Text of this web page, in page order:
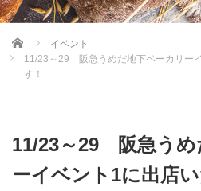
Home
イベント
11/23～29 阪急うめだ地下ベーカリー
す！
11/23～29 阪急うめ
ーイベント1に出店